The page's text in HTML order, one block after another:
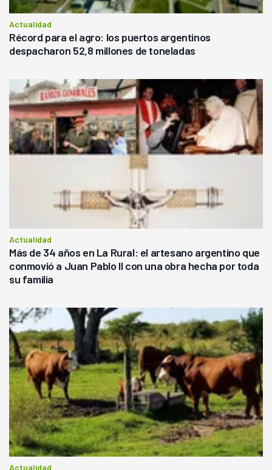
Actualidad
Récord para el agro: los puertos argentinos
despacharon 52,8 millones de toneladas
Actualidad
Más de 34 años en La Rural: el artesano argentino que
conmovió a Juan Pablo II con una obra hecha por toda
su familia
Actualidad